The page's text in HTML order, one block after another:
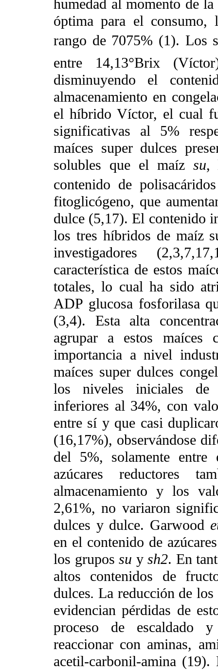
humedad al momento de
óptima para el consumo,
rango de 7075% (1). Los
entre 14,13°Brix
disminuyendo el
almacenamiento en
el híbrido Víctor, el cual
significativas al 5%
maíces super dulces
solubles que el maízsu,
contenido de
fitoglicógeno, que
dulce (5,17). El contenido
los tres híbridos de maíz
investigadores
característica de estos
totales, lo cual ha sido
ADP glucosa fosforilasa
(3,4). Esta alta
agrupar a estos maíces
importancia a nivel
maíces super dulces
los niveles iniciales de
inferiores al 34%, con
entre sí y que casi
(16,17%), observándose
del 5%, solamente
azúcares reductores
almacenamiento y los
2,61%, no variaron
dulces y dulce. Garwood
en el contenido de
los grupos su y sh2. En
altos contenidos de
dulces. La reducción de los
evidencian pérdidas de
proceso de escaldado
reaccionar con aminas,
acetil-carbonil-amina